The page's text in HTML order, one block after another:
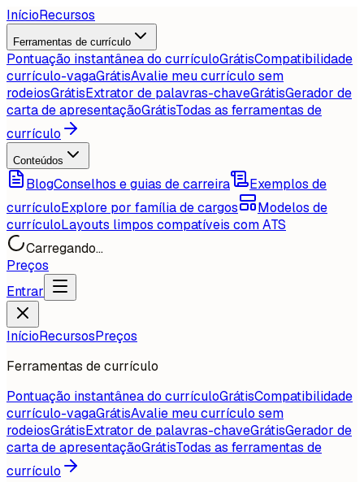
InícioRecursos
Ferramentas de currículo
Pontuação instantânea do currículoGrátisCompatibilidade
currículo-vagaGrátisAvalie meu currículo sem
rodeiosGrátisExtrator de palavras-chaveGrátisGerador de
carta de apresentaçãoGrátisTodas as ferramentas de
currículo
Conteúdos
BlogConselhos e guias de carreira
Exemplos de
currículoExplore por família de cargos
Modelos de
currículoLayouts limpos compatíveis com ATS
Carregando...
Preços
Entrar
InícioRecursosPreços
Ferramentas de currículo
Pontuação instantânea do currículoGrátisCompatibilidade
currículo-vagaGrátisAvalie meu currículo sem
rodeiosGrátisExtrator de palavras-chaveGrátisGerador de
carta de apresentaçãoGrátisTodas as ferramentas de
currículo